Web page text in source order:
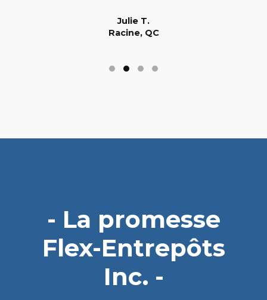
Julie T.
Racine, QC
- La promesse
Flex-Entrepôts
Inc. -